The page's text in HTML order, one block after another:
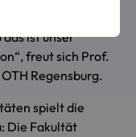
ist unser
freut sich Prof.
Regensburg.
spielt die
Die Fakultät